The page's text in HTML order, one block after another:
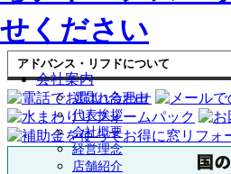
会社案内
選ばれる理由
代表挨拶
会社概要
経営理念
店舗紹介
アドバンス・リフドについて